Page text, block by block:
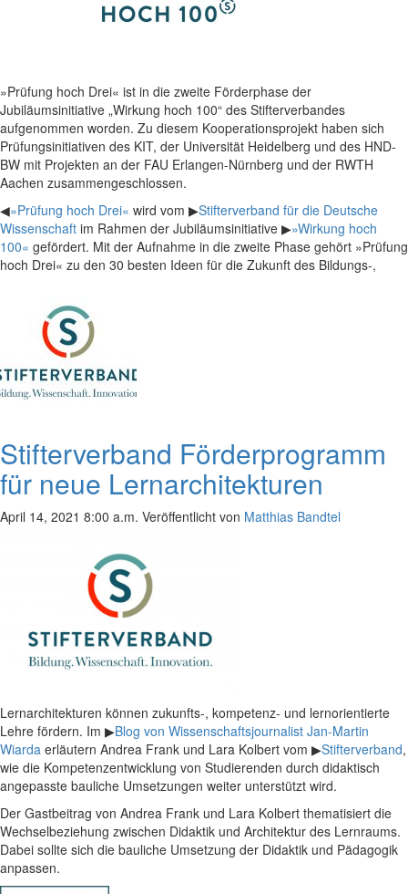
»Prüfung hoch Drei« ist in die zweite Förderphase der
Jubiläumsinitiative „Wirkung hoch 100“ des Stifterverbandes
aufgenommen worden. Zu diesem Kooperationsprojekt haben sich
Prüfungsinitiativen des KIT, der Universität Heidelberg und des HND-
BW mit Projekten an der FAU Erlangen-Nürnberg und der RWTH
Aachen zusammengeschlossen.
◀»Prüfung hoch Drei« wird vom ▶Stifterverband für die Deutsche
Wissenschaft im Rahmen der Jubiläumsinitiative ▶»Wirkung hoch
100« gefördert. Mit der Aufnahme in die zweite Phase gehört »Prüfung
hoch Drei« zu den 30 besten Ideen für die Zukunft des Bildungs-,
Stifterverband Förderprogramm
für neue Lernarchitekturen
April 14, 2021 8:00 a.m. Veröffentlicht von Matthias Bandtel
Lernarchitekturen können zukunfts-, kompetenz- und lernorientierte
Lehre fördern. Im ▶Blog von Wissenschaftsjournalist Jan-Martin
Wiarda erläutern Andrea Frank und Lara Kolbert vom ▶Stifterverband,
wie die Kompetenzentwicklung von Studierenden durch didaktisch
angepasste bauliche Umsetzungen weiter unterstützt wird.
Der Gastbeitrag von Andrea Frank und Lara Kolbert thematisiert die
Wechselbeziehung zwischen Didaktik und Architektur des Lernraums.
Dabei sollte sich die bauliche Umsetzung der Didaktik und Pädagogik
anpassen.